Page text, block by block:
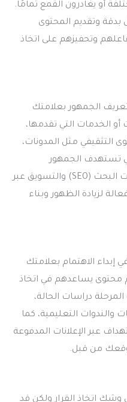
أو يغادرون القمع تمامًا.
وتقديم المحتوى
وتحفيزهم على اتخاذ
الجمهور بعلامتك
أو الخدمات التي تقدمها،
التثقيفي مثل المدونات،
تستهدف الجمهور
المناسب، كما يُعد تحسين محركات البحث (SEO) والتسويق عبر
لزيادة الظهور وبناء
إبداء الاهتمام بعلامتك
محتوى يساعدهم في اتخاذ
دراسات الحالة،
والندوات التعليمية، كما
عبر الإعلانات المدفوعة
موقعك من قبل.
وشك اتخاذ القرار ولكن قد